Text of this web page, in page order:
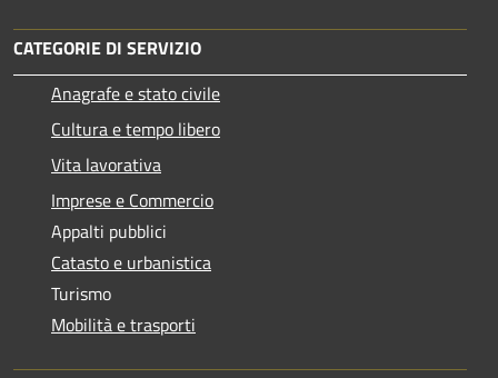
CATEGORIE DI SERVIZIO
Anagrafe e stato civile
Cultura e tempo libero
Vita lavorativa
Imprese e Commercio
Appalti pubblici
Catasto e urbanistica
Turismo
Mobilità e trasporti